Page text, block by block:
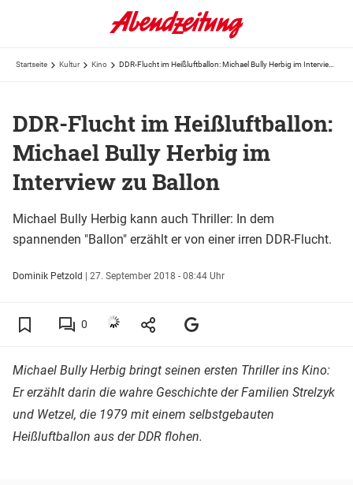
Startseite Kultur Kino
DDR-Flucht im Heißluftballon:
Michael Bully Herbig im
Interview zu Ballon
Michael Bully Herbig kann auch Thriller: In dem
spannenden "Ballon" erzählt er von einer irren DDR-Flucht.
Dominik Petzold | 27. September 2018 - 08:44 Uhr
0
Michael Bully Herbig bringt seinen ersten Thriller ins Kino:
Er erzählt darin die wahre Geschichte der Familien Strelzyk
und Wetzel, die 1979 mit einem selbstgebauten
Heißluftballon aus der DDR flohen.